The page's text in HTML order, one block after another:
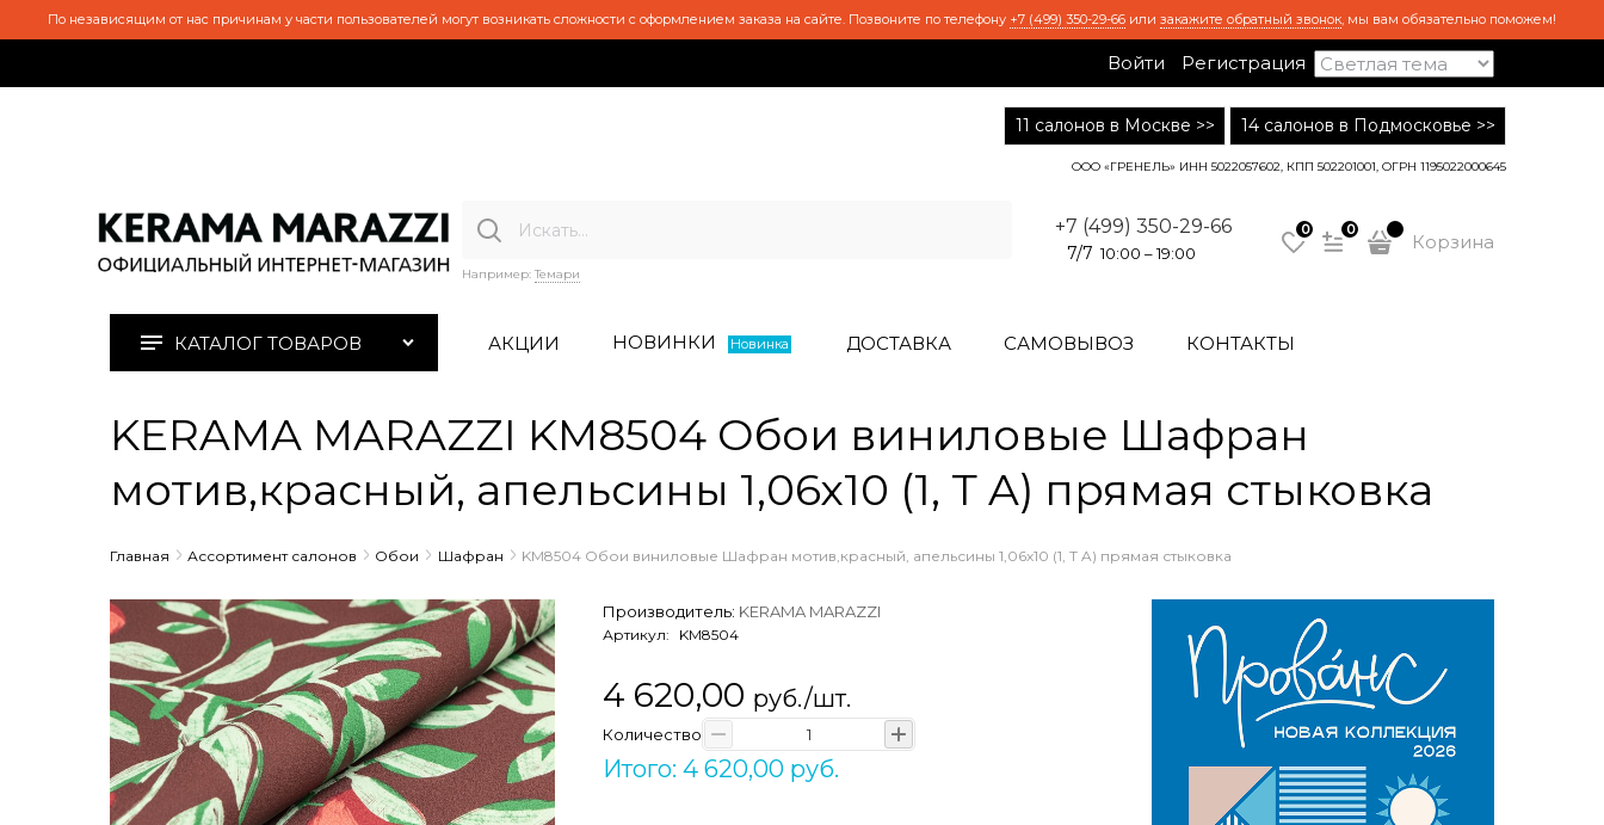
По независящим от нас причинам у части пользователей могут возникать сложности с оформлением заказа на сайте. Позвоните по телефону +7 (499) 350-29-66 или закажите обратный звонок, мы вам обязательно поможем!
Войти Регистрация
11 салонов в Москве >> 14 салонов в Подмосковье >>
ООО «ГРЕНЕЛЬ» ИНН 5022057602, КПП 502201001, ОГРН 1195022000645
Например: Темари
+7 (499) 350-29-66
7/7 10:00 – 19:00
0 0
Корзина
КАТАЛОГ ТОВАРОВ АКЦИИ НОВИНКИ Новинка ДОСТАВКА САМОВЫВОЗ КОНТАКТЫ
KERAMA MARAZZI KM8504 Обои виниловые Шафран
мотив,красный, апельсины 1,06х10 (1, Т A) прямая стыковка
Главная Ассортимент салонов Обои Шафран KM8504 Обои виниловые Шафран мотив,красный, апельсины 1,06х10 (1, Т A) прямая стыковка
Производитель: KERAMA MARAZZI
Артикул: KM8504
4 620,00 руб./шт.
Количество
Итого: 4 620,00 руб.